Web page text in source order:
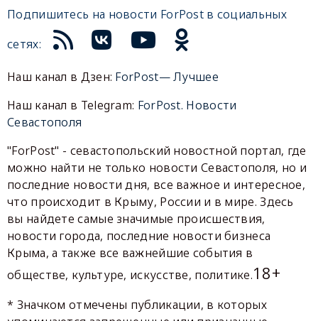
Подпишитесь на новости ForPost в социальных
сетях:
Наш канал в Дзен: ForPost— Лучшее
Наш канал в Telegram: ForPost. Новости
Севастополя
"ForPost" - севастопольский новостной портал, где
можно найти не только новости Севастополя, но и
последние новости дня, все важное и интересное,
что происходит в Крыму, России и в мире. Здесь
вы найдете самые значимые происшествия,
новости города, последние новости бизнеса
Крыма, а также все важнейшие события в
обществе, культуре, искусстве, политике.18+
* Значком отмечены публикации, в которых